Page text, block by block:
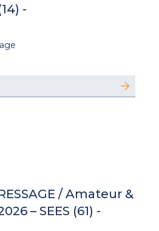
-
/ Amateur &
– SEES (61) -